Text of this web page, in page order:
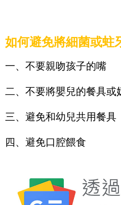
如何避免將細菌或蛀
一、不要親吻孩子的嘴
二、不要將嬰兒的餐具或
三、避免和幼兒共用餐具
四、避免口腔餵食